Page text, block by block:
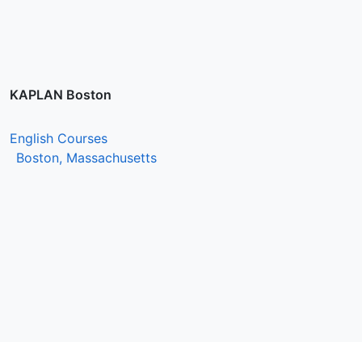
KAPLAN Boston
English Courses
Boston, Massachusetts